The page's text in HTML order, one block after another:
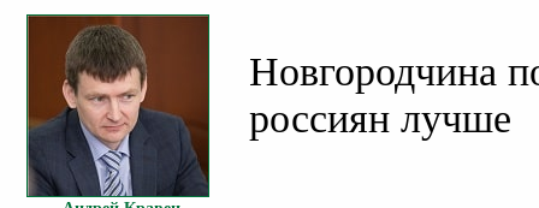
Новгородчина
россиян лучше